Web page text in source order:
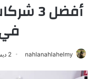
أفضل
nahlanahlahelmy 2 ديسمبر، 2022